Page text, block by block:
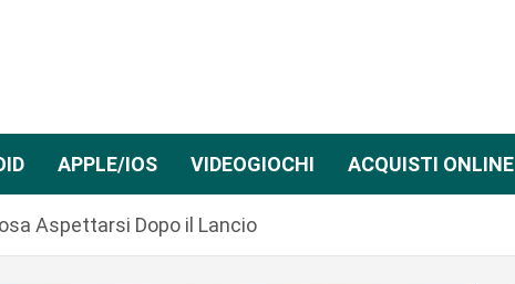
APPLE/IOS VIDEOGIOCHI ACQUISTI ONLINE
Aspettarsi Dopo il Lancio